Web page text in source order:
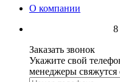
О компании
8
Заказать звонок
Укажите свой
менеджеры свяжутся